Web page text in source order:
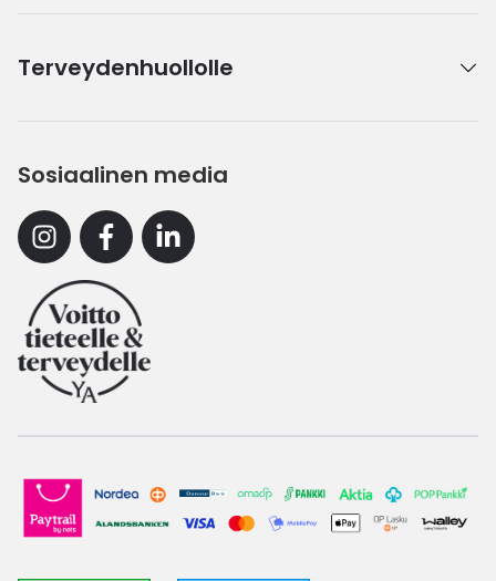
Terveydenhuollolle
Sosiaalinen media
InstagramFacebookLinkedin